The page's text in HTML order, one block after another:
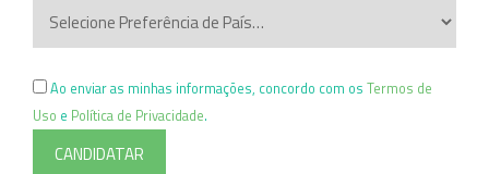
Ao enviar as minhas informações, concordo com os Termos de
Uso e Política de Privacidade.